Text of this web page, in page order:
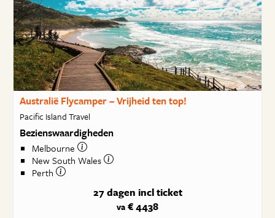
Australië Flycamper – Vrijheid ten top!
Pacific Island Travel
Bezienswaardigheden
Melbourne
New South Wales
Perth
27 dagen incl ticket
va € 4438